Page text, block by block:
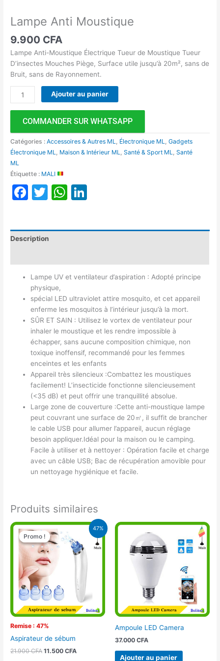
Lampe Anti Moustique
9.900 CFA
Lampe Anti-Moustique Électrique Tueur de Moustique Tueur
D’insectes Mouches Piège, Surface utile jusqu’à 20m², sans de
Bruit, sans de Rayonnement.
Ajouter au panier
COMMANDER SUR WHATSAPP
Catégories :Accessoires & Autres ML, Électronique ML,Gadgets
Électronique ML, Maison & Intérieur ML,Santé & Sport ML,Santé
ML
Étiquette : MALI
Facebook
TwitterWhatsApp
Description
Lampe UV et ventilateur d’aspiration : Adopté principe
physique,
spécial LED ultraviolet attire mosquito, et cet appareil
enferme les mosquitos à l’intérieur jusqu’à la mort.
SÛR ET SAIN : Utilisez le vortex de ventilateur pour
inhaler le moustique et les rendre impossible à
échapper, sans aucune composition chimique, non
toxique inoffensif, recommandé pour les femmes
enceintes et les enfants
Appareil très silencieux :Combattez les moustiques
facilement! L’insecticide fonctionne silencieusement
(<35 dB) et peut offrir une tranquillité absolue.
Large zone de couverture :Cette anti-moustique lampe
peut couvrant une surface de 20㎡, il suffit de brancher
le cable USB pour allumer l’appareil, aucun réglage
besoin appliquer.Idéal pour la maison ou le camping.
Facile à utiliser et à nettoyer : Opération facile et charge
avec un câble USB; Bac de récupération amovible pour
un nettoyage hygiénique et facile.
Produits similaires
47%
Promo !
Remise : 47%
Promo !
Aspirateur de sébum
21.900CFA
Le
prix
initial
était :
21.900 CFA.
11.500CFA
Le
actuel
est :
11.500 CFA.
Ampoule LED Camera
37.000 CFA
Ajouter au panier